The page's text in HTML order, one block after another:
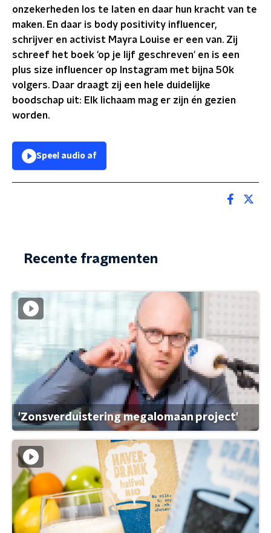
onzekerheden los te laten en daar hun kracht van te
maken. En daar is body positivity influencer,
schrijver en activist Mayra Louise er een van. Zij
schreef het boek 'op je lijf geschreven' en is een
plus size influencer op Instagram met bijna 50k
volgers. Daar draagt zij een hele duidelijke
boodschap uit: Elk lichaam mag er zijn én gezien
worden.
Speel audio af
Recente fragmenten
'Zonsverduistering megalomaan project'